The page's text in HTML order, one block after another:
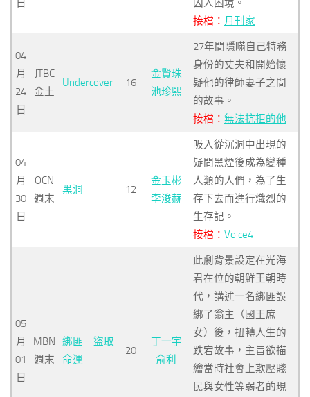
日
囚人困境。
接檔： 月刊家
04
月
24
日
JTBC
金土
Undercover 16
金賢珠
池珍熙
27年間隱瞞自己特務
身份的丈夫和開始懷
疑他的律師妻子之間
的故事。
接檔： 無法抗拒的他
04
月
30
日
OCN
週末
黑洞 12
金玉彬
李浚赫
吸入從沉洞中出現的
疑問黑煙後成為變種
人類的人們，為了生
存下去而進行熾烈的
生存記。
接檔： Voice4
05
月
01
日
MBN
週末
綁匪－盜取
命運
20
丁一宇
俞利
此劇背景設定在光海
君在位的朝鮮王朝時
代，講述一名綁匪誤
綁了翁主（國王庶
女）後，扭轉人生的
跌宕故事，主旨欲描
繪當時社會上欺壓賤
民與女性等弱者的現